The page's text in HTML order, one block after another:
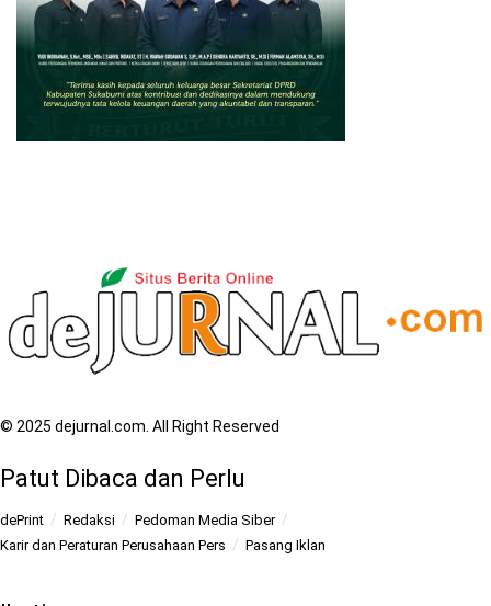
© 2025 dejurnal.com. All Right Reserved
Patut Dibaca dan Perlu
dePrint Redaksi
Pedoman Media Siber
Karir dan Peraturan Perusahaan Pers
Pasang Iklan